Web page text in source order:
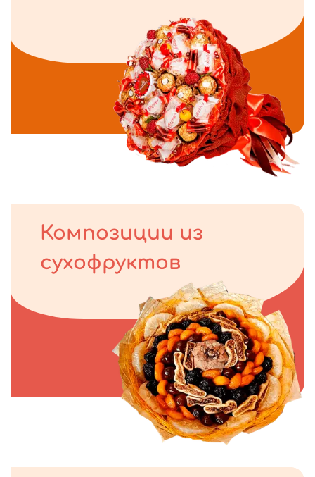
Композиции из
сухофруктов